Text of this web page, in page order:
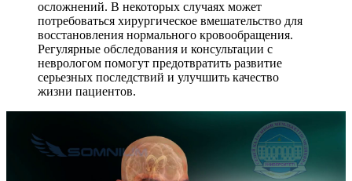
осложнений. В некоторых случаях может
потребоваться хирургическое вмешательство для
восстановления нормального кровообращения.
Регулярные обследования и консультации с
неврологом помогут предотвратить развитие
серьезных последствий и улучшить качество
жизни пациентов.